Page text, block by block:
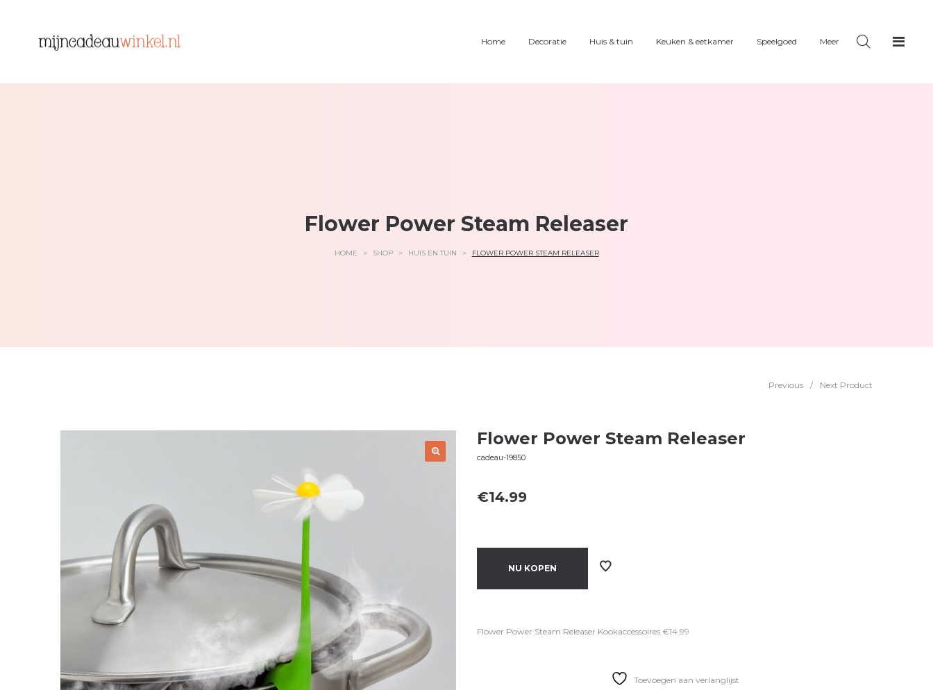
Home Decoratie Huis & tuin Keuken & eetkamer Speelgoed Meer
Flower Power Steam Releaser
HOME > SHOP > HUIS EN TUIN > FLOWER POWER STEAM RELEASER
Previous / Next Product
Flower Power Steam Releaser
cadeau-19850
€14.99
NU KOPEN
Flower Power Steam Releaser Kookaccessoires €14.99
Toevoegen aan verlanglijst